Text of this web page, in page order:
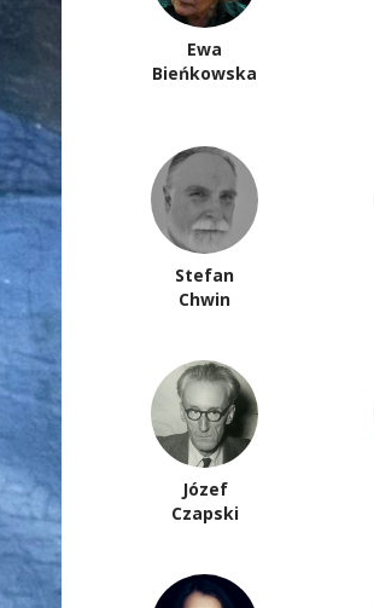
Ewa
Bieńkowska
Stefan
Chwin
Józef
Czapski